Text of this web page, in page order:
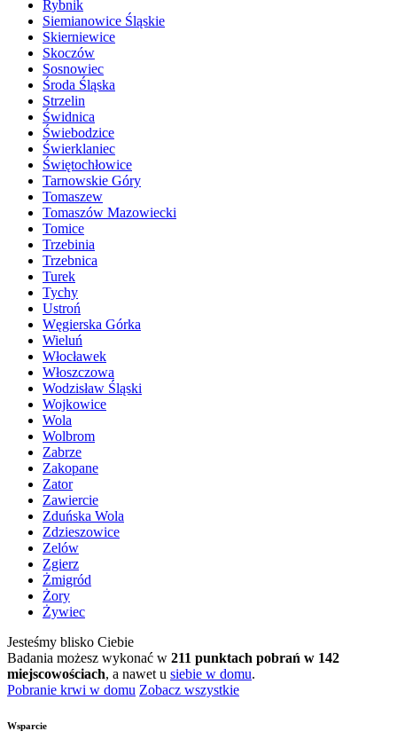
Rybnik
Siemianowice Śląskie
Skierniewice
Skoczów
Sosnowiec
Środa Śląska
Strzelin
Świdnica
Świebodzice
Świerklaniec
Świętochłowice
Tarnowskie Góry
Tomaszew
Tomaszów Mazowiecki
Tomice
Trzebinia
Trzebnica
Turek
Tychy
Ustroń
Węgierska Górka
Wieluń
Włocławek
Włoszczowa
Wodzisław Śląski
Wojkowice
Wola
Wolbrom
Zabrze
Zakopane
Zator
Zawiercie
Zduńska Wola
Zdzieszowice
Zelów
Zgierz
Żmigród
Żory
Żywiec
Jesteśmy blisko Ciebie
Badania możesz wykonać w 211 punktach pobrań w 142
miejscowościach, a nawet u siebie w domu.
Pobranie krwi w domu Zobacz wszystkie
Wsparcie